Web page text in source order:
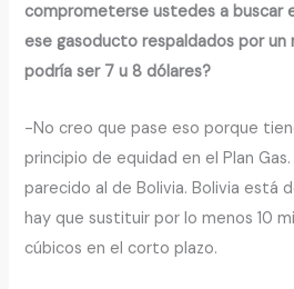
comprometerse ustedes a buscar
ese gasoducto respaldados por un
podría ser 7 u 8 dólares?
-No creo que pase eso porque
principio de equidad en el Plan
parecido al de Bolivia. Bolivia está
hay que sustituir por lo menos 10
cúbicos en el corto plazo.